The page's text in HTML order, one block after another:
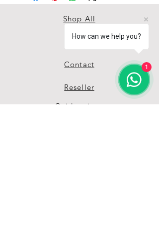
Shop All
About
Contact
Reseller
Guida misure
How can we help you?
1